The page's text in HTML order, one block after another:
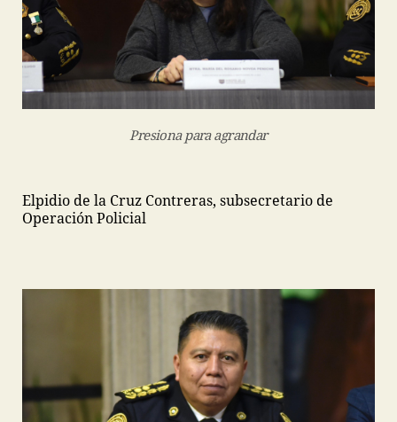
Presiona para agrandar
Elpidio de la Cruz Contreras, subsecretario de
Operación Policial